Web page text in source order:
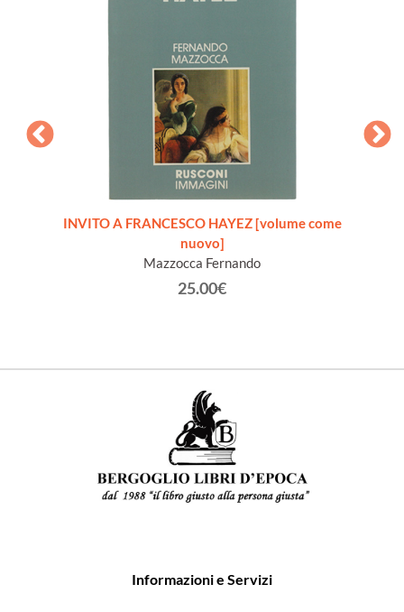
INVITO A FRANCESCO HAYEZ [volume come
nuovo]
Mazzocca Fernando
25.00€
Informazioni e Servizi